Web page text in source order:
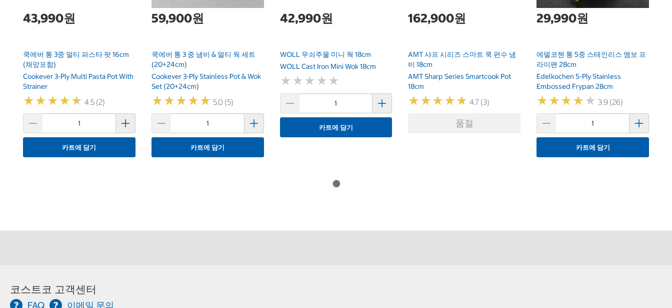
43,990원
쿡에버 통 3중 멀티 파스타 팟 16cm
(채망포함)
Cookever 3-Ply Multi Pasta Pot With
Strainer
★★★★★
★★★★★ 4.5 (2)
카트에 담기
59,900원
쿡에버 통 3 중 냄비 & 멀티 웍 세트
(20+24cm)
Cookever 3-Ply Stainless Pot & Wok
Set (20+24cm)
★★★★★
★★★★★ 5.0 (5)
카트에 담기
42,990원
WOLL 무쇠주물 미니 웍 18cm
WOLL Cast Iron Mini Wok 18cm
★ ★ ★ ★ ★
★ ★ ★ ★ ★
카트에 담기
162,900원
AMT 샤프 시리즈 스마트 쿡 편수 냄
비 18cm
AMT Sharp Series Smartcook Pot
18cm
★★★★★
★★★★★ 4.7 (3)
품절
29,990원
에델코첸 통 5중 스테인리스 엠보 프
라이팬 28cm
Edelkochen 5-Ply Stainless
Embossed Frypan 28cm
★★★★ ★
★★★★ ★ 3.9 (26)
카트에 담기
코스트코 고객센터
FAQ 이메일 문의